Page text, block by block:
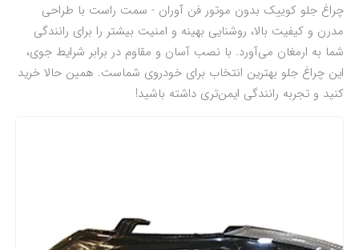
چراغ جلو کوییک بدون موتور فن آوران - سمت راست با طراحی
مدرن و کیفیت بالا، روشنایی بهینه و امنیت بیشتر را برای رانندگی
شما به ارمغان می‌آورد. با نصب آسان و مقاوم در برابر شرایط جوی،
این چراغ جلو بهترین انتخاب برای خودروی شماست. همین حالا خرید
کنید و تجربه رانندگی ایمن‌تری داشته باشید!